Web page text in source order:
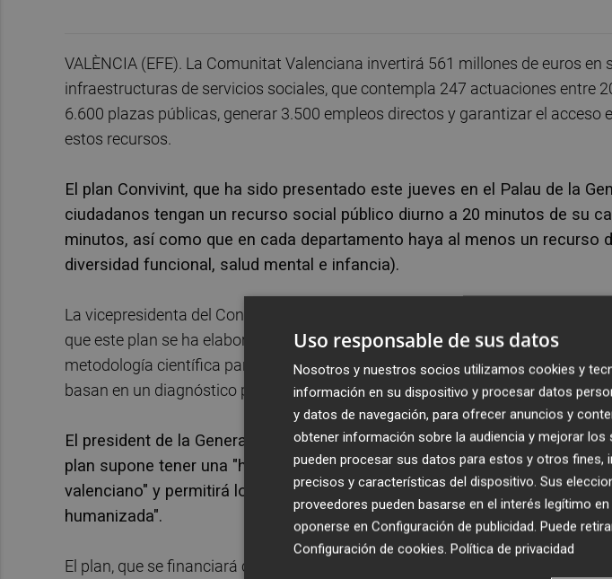
VALÈNCIA (EFE). La Comunitat Valenciana invertirá 561 millones de euros en
infraestructuras de servicios sociales, que contempla 247 actuaciones entre
6.600 plazas públicas, generar 3.500 empleos directos y garantizar el acceso
estos recursos.
El plan Convivint, que ha sido presentado este jueves en el Palau de la
ciudadanos tengan un recurso social público diurno a 20 minutos de su
minutos, así como que en cada departamento haya al menos un recurso
diversidad funcional, salud mental e infancia).
La vicepresidenta del Consell y consellera de Igualdad y Políticas Inclusivas,
que este plan se ha elaborado con transparencia, con la participación del
metodología científica para establecer las necesidades de actuaciones, que
basan en un diagnóstico previo.
El president de la Generalitat, Ximo Puig, ha asegurado que es un
plan supone tener una "herramienta potente para conseguir la
valenciano" y permitirá lograr una sociedad "más decente, más
humanizada".
El plan, que se financiará con fondos de la Generalitat, europeos y
Uso responsable de sus datos
Nosotros y nuestros socios utilizamos cookies y
información en su dispositivo y procesar datos
y datos de navegación, para ofrecer anuncios y
obtener información sobre la audiencia y mejorar los
pueden procesar sus datos para estos y otros fines,
precisos y características del dispositivo. Sus
proveedores pueden basarse en el interés legítimo
oponerse en Configuración de publicidad. Puede
Configuración de cookies. Política de privacidad